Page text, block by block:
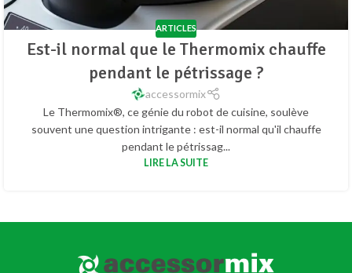
ARTICLES
Est-il normal que le Thermomix chauffe
pendant le pétrissage ?
accessormix
Le Thermomix®, ce génie du robot de cuisine, soulève
souvent une question intrigante : est-il normal qu'il chauffe
pendant le pétrissag...
LIRE LA SUITE